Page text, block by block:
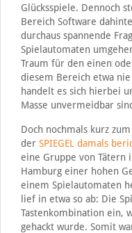
Glücksspiele. Dennoch
Bereich Software
durchaus spannende
Spielautomaten
Traum für den einen
diesem Bereich etwa
handelt es sich hierbei
Masse unvermeidbar
Doch nochmals kurz
der SPIEGEL damals
eine Gruppe von Tätern
Hamburg einer hohen
einem Spielautomaten
lief in etwa so ab: Die
Tastenkombination ein,
gehackt wurde. Somit